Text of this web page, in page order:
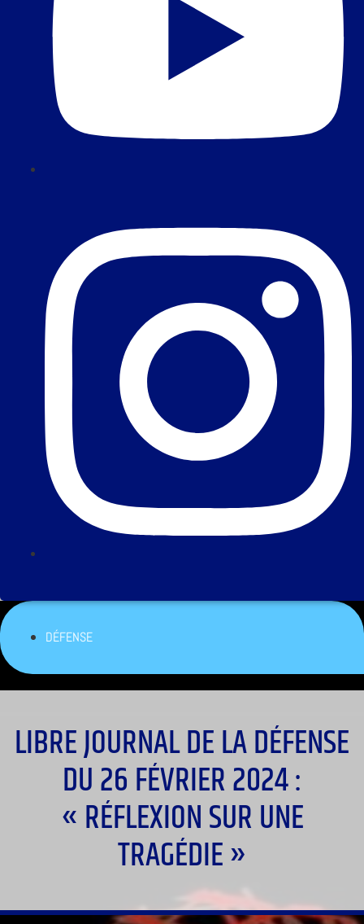
DÉFENSE
LIBRE JOURNAL DE LA DÉFENSE
DU 26 FÉVRIER 2024 :
« RÉFLEXION SUR UNE
TRAGÉDIE »